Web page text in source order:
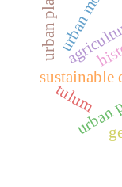
sustainable
tulum